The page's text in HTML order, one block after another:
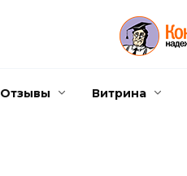
Отзывы Витрина